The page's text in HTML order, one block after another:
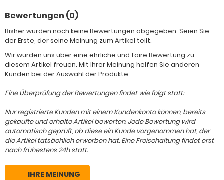
Bewertungen (0)
Bisher wurden noch keine Bewertungen abgegeben. Seien Sie
der Erste, der seine Meinung zum Artikel teilt.
Wir würden uns über eine ehrliche und faire Bewertung zu
diesem Artikel freuen. Mit Ihrer Meinung helfen Sie anderen
Kunden bei der Auswahl der Produkte.
Eine Überprüfung der Bewertungen findet wie folgt statt:
Nur registrierte Kunden mit einem Kundenkonto können, bereits
gekaufte und erhalte Artikel bewerten. Jede Bewertung wird
automatisch geprüft, ob diese ein Kunde vorgenommen hat, der
die Artikel tatsächlich erworben hat. Eine Freischaltung findet erst
nach frühestens 24h statt.
IHRE MEINUNG